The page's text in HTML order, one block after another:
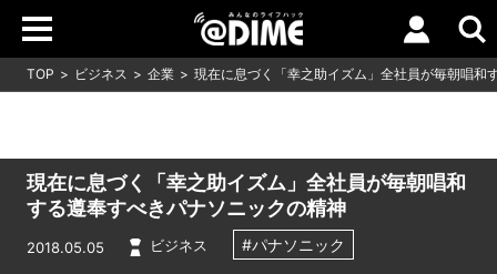
TOP ビジネス 企業 現在に息づく「幸之助イズム」全社員が毎朝唱和
現在に息づく「幸之助イズム」全社員が毎朝唱和
する遵奉すべきパナソニックの精神
2018.05.05 ビジネス #パナソニック